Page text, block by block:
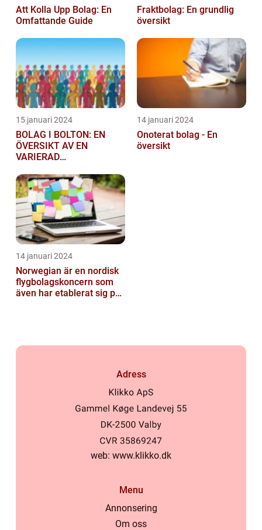
Att Kolla Upp Bolag: En
Omfattande Guide
Fraktbolag: En grundlig
översikt
15 januari 2024
BOLAG I BOLTON: EN
ÖVERSIKT AV EN
VARIERAD
14 januari 2024
Onoterat bolag - En
översikt
14 januari 2024
Norwegian är en nordisk
flygbolagskoncern som
även har etablerat sig på
Adress
web: www.klikko.dk
Menu
Annonsering
Om oss